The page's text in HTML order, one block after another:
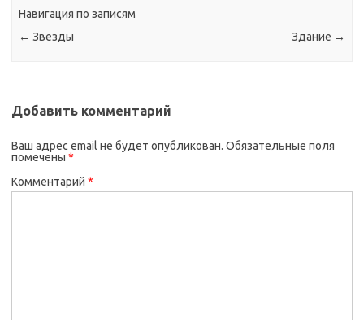
Навигация по записям
← Звезды Здание →
Добавить комментарий
Ваш адрес email не будет опубликован. Обязательные поля
помечены *
Комментарий *